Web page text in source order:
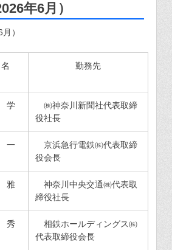
年6月）
）
勤務先
学
㈱神奈川新聞社代表取締
役社長
一
京浜急行電鉄㈱代表取締
役会長
雅
神奈川中央交通㈱代表取
締役社長
秀
相鉄ホールディングス㈱
代表取締役会長